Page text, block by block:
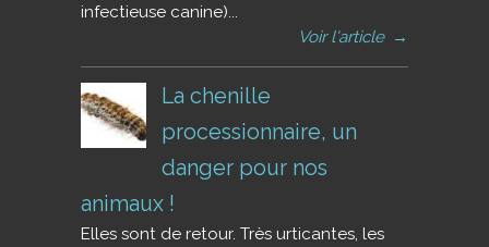
infectieuse canine)...
Voir l'article →
La chenille
processionnaire, un
danger pour nos
animaux !
Elles sont de retour. Très urticantes, les